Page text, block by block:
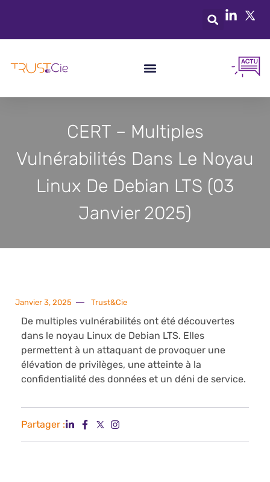
CERT – Multiples
Vulnérabilités Dans Le Noyau
Linux De Debian LTS (03
Janvier 2025)
Janvier 3, 2025 Trust&Cie
De multiples vulnérabilités ont été découvertes
dans le noyau Linux de Debian LTS. Elles
permettent à un attaquant de provoquer une
élévation de privilèges, une atteinte à la
confidentialité des données et un déni de service.
Partager :